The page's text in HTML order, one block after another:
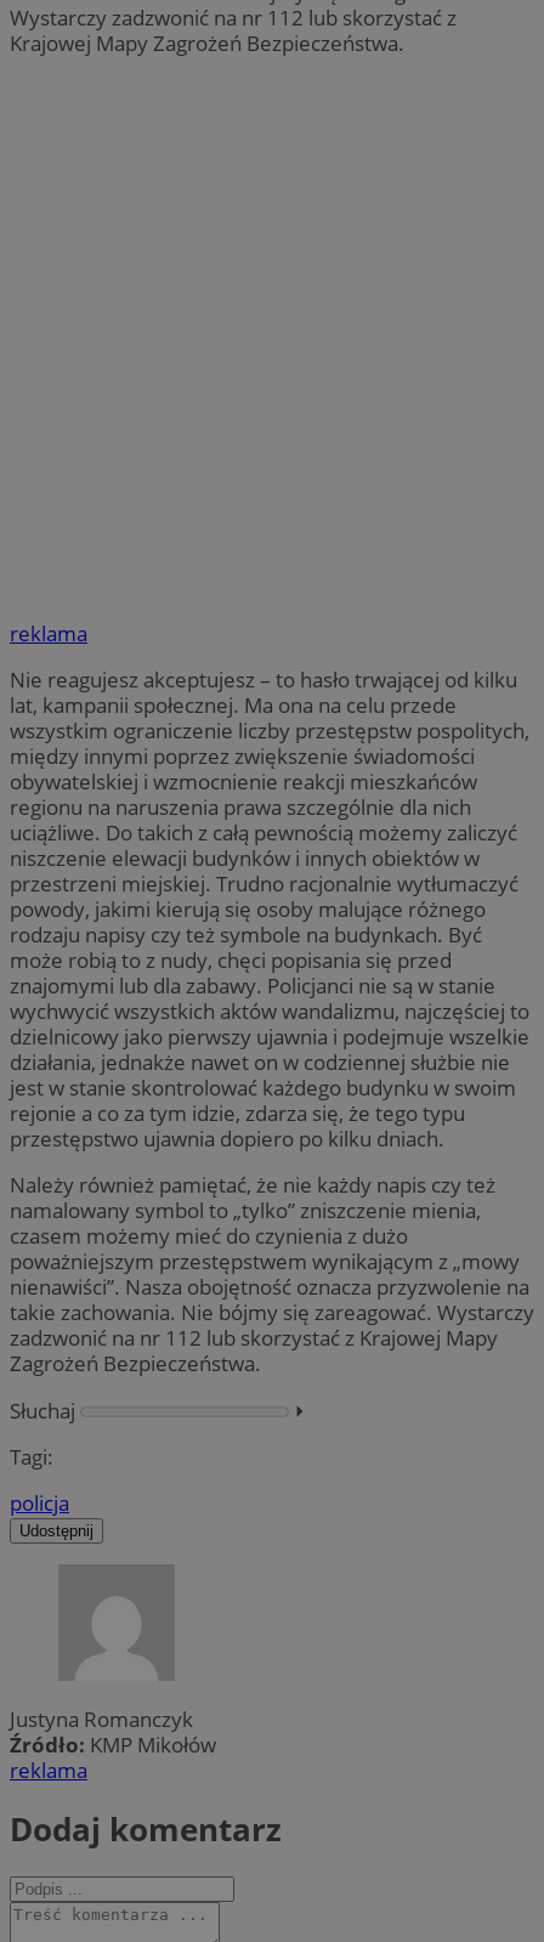
Wystarczy zadzwonić na nr 112 lub skorzystać z
Krajowej Mapy Zagrożeń Bezpieczeństwa.
reklama
Nie reagujesz akceptujesz – to hasło trwającej od kilku
lat, kampanii społecznej. Ma ona na celu przede
wszystkim ograniczenie liczby przestępstw pospolitych,
między innymi poprzez zwiększenie świadomości
obywatelskiej i wzmocnienie reakcji mieszkańców
regionu na naruszenia prawa szczególnie dla nich
uciążliwe. Do takich z całą pewnością możemy zaliczyć
niszczenie elewacji budynków i innych obiektów w
przestrzeni miejskiej. Trudno racjonalnie wytłumaczyć
powody, jakimi kierują się osoby malujące różnego
rodzaju napisy czy też symbole na budynkach. Być
może robią to z nudy, chęci popisania się przed
znajomymi lub dla zabawy. Policjanci nie są w stanie
wychwycić wszystkich aktów wandalizmu, najczęściej to
dzielnicowy jako pierwszy ujawnia i podejmuje wszelkie
działania, jednakże nawet on w codziennej służbie nie
jest w stanie skontrolować każdego budynku w swoim
rejonie a co za tym idzie, zdarza się, że tego typu
przestępstwo ujawnia dopiero po kilku dniach.
Należy również pamiętać, że nie każdy napis czy też
namalowany symbol to „tylko” zniszczenie mienia,
czasem możemy mieć do czynienia z dużo
poważniejszym przestępstwem wynikającym z „mowy
nienawiści”. Nasza obojętność oznacza przyzwolenie na
takie zachowania. Nie bójmy się zareagować. Wystarczy
zadzwonić na nr 112 lub skorzystać z Krajowej Mapy
Zagrożeń Bezpieczeństwa.
Słuchaj
⏵︎
Tagi:
policja
Udostępnij
Justyna Romanczyk
Źródło: KMP Mikołów
reklama
Dodaj komentarz